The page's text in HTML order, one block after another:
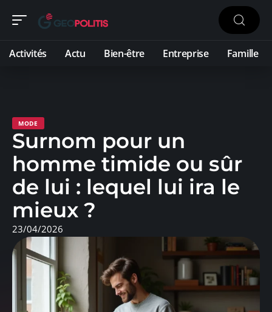
Activités Actu Bien-être Entreprise Famille
MODE
Surnom pour un
homme timide ou sûr
de lui : lequel lui ira le
mieux ?
23/04/2026